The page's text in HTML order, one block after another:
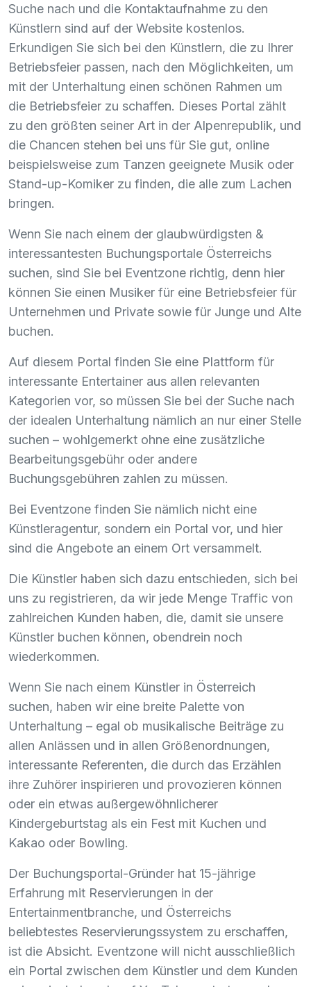
Suche nach und die Kontaktaufnahme zu den
Künstlern sind auf der Website kostenlos.
Erkundigen Sie sich bei den Künstlern, die zu Ihrer
Betriebsfeier passen, nach den Möglichkeiten, um
mit der Unterhaltung einen schönen Rahmen um
die Betriebsfeier zu schaffen. Dieses Portal zählt
zu den größten seiner Art in der Alpenrepublik, und
die Chancen stehen bei uns für Sie gut, online
beispielsweise zum Tanzen geeignete Musik oder
Stand-up-Komiker zu finden, die alle zum Lachen
bringen.
Wenn Sie nach einem der glaubwürdigsten &
interessantesten Buchungsportale Österreichs
suchen, sind Sie bei Eventzone richtig, denn hier
können Sie einen Musiker für eine Betriebsfeier für
Unternehmen und Private sowie für Junge und Alte
buchen.
Auf diesem Portal finden Sie eine Plattform für
interessante Entertainer aus allen relevanten
Kategorien vor, so müssen Sie bei der Suche nach
der idealen Unterhaltung nämlich an nur einer Stelle
suchen – wohlgemerkt ohne eine zusätzliche
Bearbeitungsgebühr oder andere
Buchungsgebühren zahlen zu müssen.
Bei Eventzone finden Sie nämlich nicht eine
Künstleragentur, sondern ein Portal vor, und hier
sind die Angebote an einem Ort versammelt.
Die Künstler haben sich dazu entschieden, sich bei
uns zu registrieren, da wir jede Menge Traffic von
zahlreichen Kunden haben, die, damit sie unsere
Künstler buchen können, obendrein noch
wiederkommen.
Wenn Sie nach einem Künstler in Österreich
suchen, haben wir eine breite Palette von
Unterhaltung – egal ob musikalische Beiträge zu
allen Anlässen und in allen Größenordnungen,
interessante Referenten, die durch das Erzählen
ihre Zuhörer inspirieren und provozieren können
oder ein etwas außergewöhnlicherer
Kindergeburtstag als ein Fest mit Kuchen und
Kakao oder Bowling.
Der Buchungsportal-Gründer hat 15-jährige
Erfahrung mit Reservierungen in der
Entertainmentbranche, und Österreichs
beliebtestes Reservierungssystem zu erschaffen,
ist die Absicht. Eventzone will nicht ausschließlich
ein Portal zwischen dem Künstler und dem Kunden